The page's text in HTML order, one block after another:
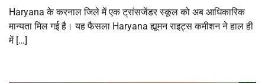
Haryana के करनाल जिले में एक ट्रांसजेंडर स्कूल को अब आधिकारिक
मान्यता मिल गई है। यह फैसला Haryana ह्यूमन राइट्स कमीशन ने हाल ही
में […]